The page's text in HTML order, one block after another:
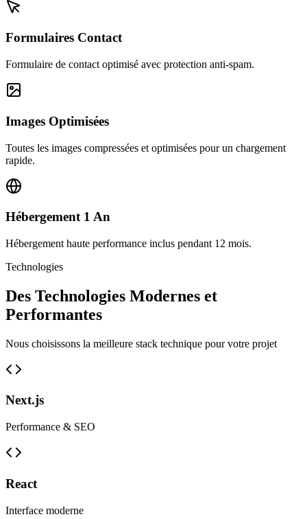
Formulaires Contact
Formulaire de contact optimisé avec protection anti-spam.
Images Optimisées
Toutes les images compressées et optimisées pour un chargement
rapide.
Hébergement 1 An
Hébergement haute performance inclus pendant 12 mois.
Technologies
Des Technologies Modernes et
Performantes
Nous choisissons la meilleure stack technique pour votre projet
Next.js
Performance & SEO
React
Interface moderne